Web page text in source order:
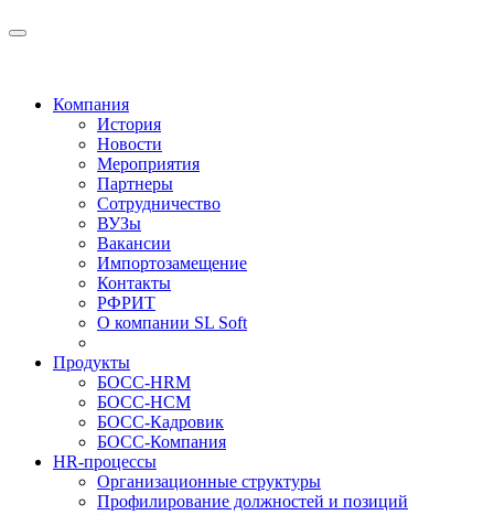
Компания
История
Новости
Мероприятия
Партнеры
Сотрудничество
ВУЗы
Вакансии
Импортозамещение
Контакты
РФРИТ
О компании SL Soft
Продукты
БОСС-HRM
БОСС-HCM
БОСС-Кадровик
БОСС-Компания
HR-процессы
Организационные структуры
Профилирование должностей и позиций